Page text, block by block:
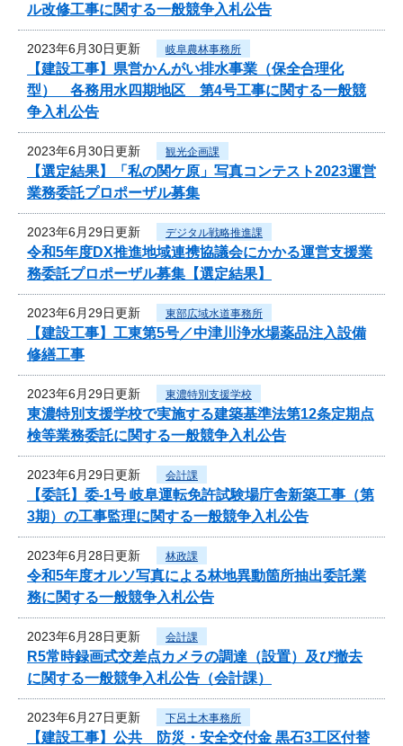
ル改修工事に関する一般競争入札公告
2023年6月30日更新 岐阜農林事務所
【建設工事】県営かんがい排水事業（保全合理化
型） 各務用水四期地区 第4号工事に関する一般競
争入札公告
2023年6月30日更新 観光企画課
【選定結果】「私の関ケ原」写真コンテスト2023運営
業務委託プロポーザル募集
2023年6月29日更新 デジタル戦略推進課
令和5年度DX推進地域連携協議会にかかる運営支援業
務委託プロポーザル募集【選定結果】
2023年6月29日更新 東部広域水道事務所
【建設工事】工東第5号／中津川浄水場薬品注入設備
修繕工事
2023年6月29日更新 東濃特別支援学校
東濃特別支援学校で実施する建築基準法第12条定期点
検等業務委託に関する一般競争入札公告
2023年6月29日更新 会計課
【委託】委-1号 岐阜運転免許試験場庁舎新築工事（第
3期）の工事監理に関する一般競争入札公告
2023年6月28日更新 林政課
令和5年度オルソ写真による林地異動箇所抽出委託業
務に関する一般競争入札公告
2023年6月28日更新 会計課
R5常時録画式交差点カメラの調達（設置）及び撤去
に関する一般競争入札公告（会計課）
2023年6月27日更新 下呂土木事務所
【建設工事】公共 防災・安全交付金 黒石3工区付替